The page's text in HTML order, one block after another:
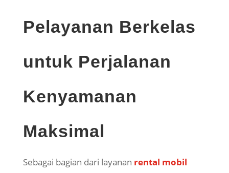
Pelayanan Berkelas
untuk Perjalanan
Kenyamanan
Maksimal
Sebagai bagian dari layanan rental mobil